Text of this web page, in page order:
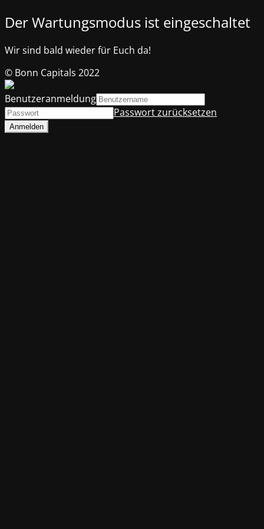
Der Wartungsmodus ist eingeschaltet
Wir sind bald wieder für Euch da!
© Bonn Capitals 2022
Benutzeranmeldung
Passwort zurücksetzen